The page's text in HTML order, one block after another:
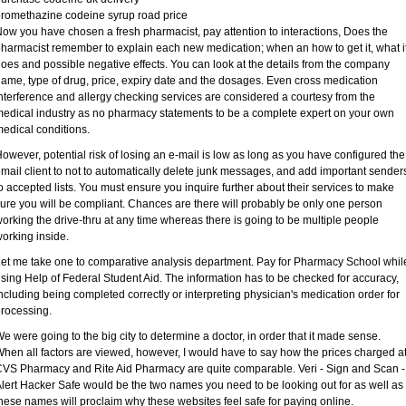
codeine syrup road price
you have chosen a fresh pharmacist, pay attention to interactions, Does the
remember to explain each new medication; when an how to get it, what
and possible negative effects. You can look at the details from the company
type of drug, price, expiry date and the dosages. Even cross medication
and allergy checking services are considered a courtesy from the
industry as no pharmacy statements to be a complete expert on your own
conditions.
potential risk of losing an e-mail is low as long as you have configured the
client to not to automatically delete junk messages, and add important
accepted lists. You must ensure you inquire further about their services to make
you will be compliant. Chances are there will probably be only one person
the drive-thru at any time whereas there is going to be multiple people
inside.
me take one to comparative analysis department. Pay for Pharmacy School
Help of Federal Student Aid. The information has to be checked for accuracy,
being completed correctly or interpreting physician's medication order for
were going to the big city to determine a doctor, in order that it made sense.
all factors are viewed, however, I would have to say how the prices charged at
Pharmacy and Rite Aid Pharmacy are quite comparable. Veri - Sign and Scan -
Hacker Safe would be the two names you need to be looking out for as well as
names will proclaim why these websites feel safe for paying online.